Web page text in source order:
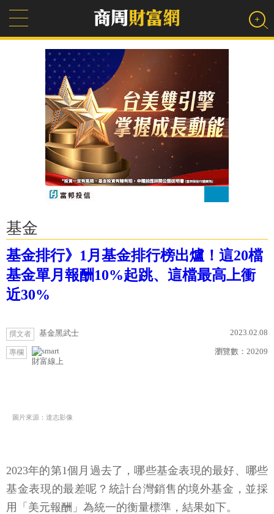
基金
基金排行》1月基金排行榜出爐！這20檔
基金單月報酬10%起跳、這檔最高上衝
近30%
撰文者 基金黑武士 2023.02.08
專欄
財富線上
瀏覽數： 20209
圖片來源：達志影像
2023年的第1個月過去了，哪些基金表現的最好、哪些
基金表現的最差呢？統計台灣銷售的境外基金，並採
用「美元報酬」為統一的衡量標準，結果如下。